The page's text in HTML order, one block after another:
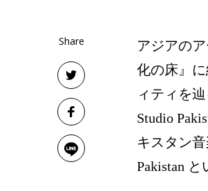
Share
アジアの
化の床』
ィティを
Studio
キスタン
Pakistan